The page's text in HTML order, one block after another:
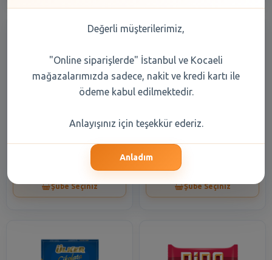
Çikolata 65 gr
Şube Seçiniz
Kare Çikolata 65 gr
Şube Seçiniz
Değerli müşterilerimiz,
"Online siparişlerde" İstanbul ve Kocaeli
mağazalarımızda sadece, nakit ve kredi kartı ile
ödeme kabul edilmektedir.
Anlayışınız için teşekkür ederiz.
Anladım